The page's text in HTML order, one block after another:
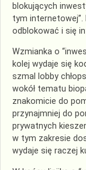
blokujących
tym
odblokować i się
Wzmianka o
kolej wydaje się
szmal lobby
wokół tematu
znakomicie do
przynajmniej do
prywatnych
w tym zakresie
wydaje się raczej